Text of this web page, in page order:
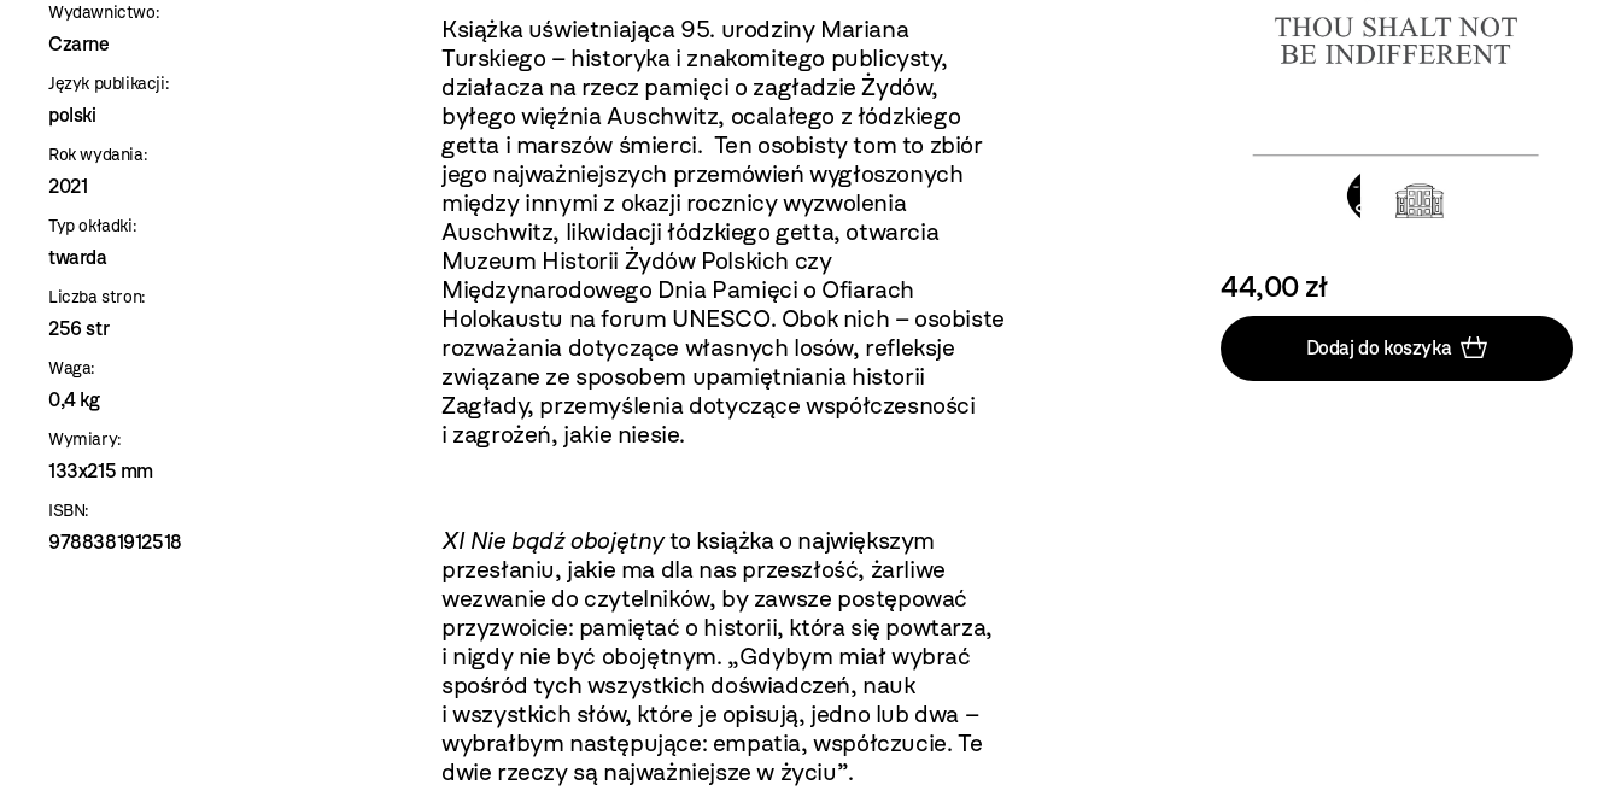
Wydawnictwo:
Czarne
Język publikacji:
polski
Rok wydania:
2021
Typ okładki:
twarda
Liczba stron:
256 str
Waga:
0,4 kg
Wymiary:
133x215 mm
ISBN:
9788381912518
Książka uświetniająca 95. urodziny Mariana
Turskiego – historyka i znakomitego publicysty,
działacza na rzecz pamięci o zagładzie Żydów,
byłego więźnia Auschwitz, ocalałego z łódzkiego
getta i marszów śmierci. Ten osobisty tom to zbiór
jego najważniejszych przemówień wygłoszonych
między innymi z okazji rocznicy wyzwolenia
Auschwitz, likwidacji łódzkiego getta, otwarcia
Muzeum Historii Żydów Polskich czy
Międzynarodowego Dnia Pamięci o Ofiarach
Holokaustu na forum UNESCO. Obok nich – osobiste
rozważania dotyczące własnych losów, refleksje
związane ze sposobem upamiętniania historii
Zagłady, przemyślenia dotyczące współczesności
i zagrożeń, jakie niesie.
XI Nie bądź obojętnyto książka o największym
przesłaniu, jakie ma dla nas przeszłość, żarliwe
wezwanie do czytelników, by zawsze postępować
przyzwoicie: pamiętać o historii, która się powtarza,
i nigdy nie być obojętnym. „Gdybym miał wybrać
spośród tych wszystkich doświadczeń, nauk
i wszystkich słów, które je opisują, jedno lub dwa –
wybrałbym następujące: empatia, współczucie. Te
dwie rzeczy są najważniejsze w życiu”.
44,00 zł
Dodaj do koszyka